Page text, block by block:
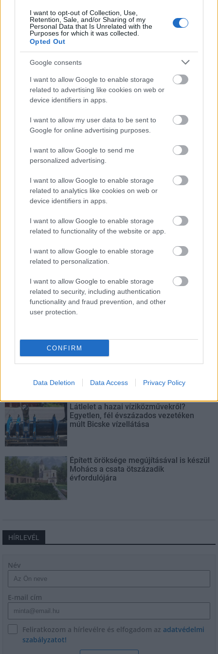
I want to opt-out of Collection, Use,
Retention, Sale, and/or Sharing of my
Personal Data that Is Unrelated with the
Purposes for which it was collected.
Opted Out
Google consents
I want to allow Google to enable storage
related to advertising like cookies on web or
device identifiers in apps.
I want to allow my user data to be sent to
Google for online advertising purposes.
I want to allow Google to send me
personalized advertising.
I want to allow Google to enable storage
related to analytics like cookies on web or
device identifiers in apps.
I want to allow Google to enable storage
related to functionality of the website or app.
I want to allow Google to enable storage
related to personalization.
I want to allow Google to enable storage
related to security, including authentication
functionality and fraud prevention, and other
user protection.
CONFIRM
Data Deletion Data Access Privacy Policy
AJÁNLJUK MÉG
BKK KM Építő Kft. Főmterv Mérnöki Tervező Zrt.
felüljárón
A tartós nyári hőség jelentős kihívás elé állítja a KM Építőt,
Paks II.: Mit jelent az 5. blokk új
mérföldköve a felülvizsgálat
árnyékában?
Elkészült a Liszt Ferenc repülőtér
közelében lévő logisztikai bázis út- és
Látlelet a hazai víziközművekről?
Egyetlen, fél évszázados vezetéken
múlt Bicske vízellátása
Épített öröksége megújításával is készül
Mohács a csata ötszázadik
évfordulójára
HÍRLEVÉL
Név
E-mail cím
Feliratkozom a hírlevélre és elfogadom az adatvédelmi
szabályzatot!